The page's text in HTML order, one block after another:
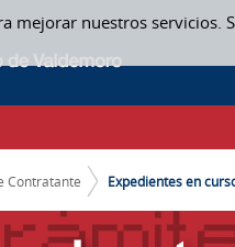
mejorar nuestros
Contratante Expedientes en